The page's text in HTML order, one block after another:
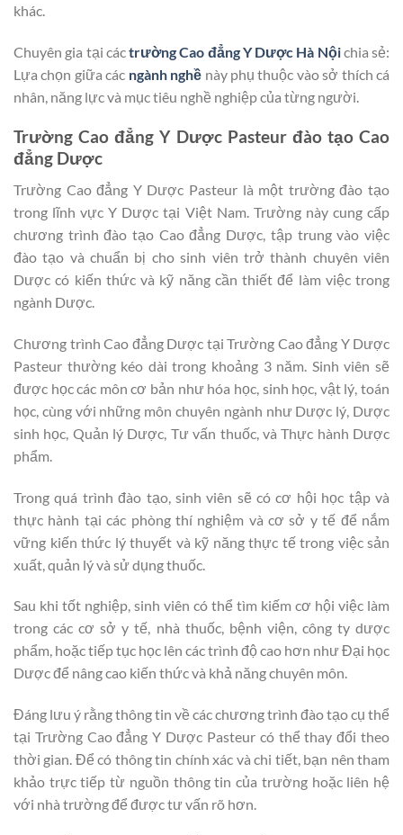
khác.
Chuyên gia tại cáctrường Cao đẳng Y Dược Hà Nộichia sẻ:
Lựa chọn giữa các ngành nghề này phụ thuộc vào sở thích cá
nhân, năng lực và mục tiêu nghề nghiệp của từng người.
Trường Cao đẳng Y Dược Pasteur đào tạo Cao
đẳng Dược
Trường Cao đẳng Y Dược Pasteur là một trường đào tạo
trong lĩnh vực Y Dược tại Việt Nam. Trường này cung cấp
chương trình đào tạo Cao đẳng Dược, tập trung vào việc
đào tạo và chuẩn bị cho sinh viên trở thành chuyên viên
Dược có kiến thức và kỹ năng cần thiết để làm việc trong
ngành Dược.
Chương trình Cao đẳng Dược tại Trường Cao đẳng Y Dược
Pasteur thường kéo dài trong khoảng 3 năm. Sinh viên sẽ
được học các môn cơ bản như hóa học, sinh học, vật lý, toán
học, cùng với những môn chuyên ngành như Dược lý, Dược
sinh học, Quản lý Dược, Tư vấn thuốc, và Thực hành Dược
phẩm.
Trong quá trình đào tạo, sinh viên sẽ có cơ hội học tập và
thực hành tại các phòng thí nghiệm và cơ sở y tế để nắm
vững kiến thức lý thuyết và kỹ năng thực tế trong việc sản
xuất, quản lý và sử dụng thuốc.
Sau khi tốt nghiệp, sinh viên có thể tìm kiếm cơ hội việc làm
trong các cơ sở y tế, nhà thuốc, bệnh viện, công ty dược
phẩm, hoặc tiếp tục học lên các trình độ cao hơn như Đại học
Dược để nâng cao kiến thức và khả năng chuyên môn.
Đáng lưu ý rằng thông tin về các chương trình đào tạo cụ thể
tại Trường Cao đẳng Y Dược Pasteur có thể thay đổi theo
thời gian. Để có thông tin chính xác và chi tiết, bạn nên tham
khảo trực tiếp từ nguồn thông tin của trường hoặc liên hệ
với nhà trường để được tư vấn rõ hơn.